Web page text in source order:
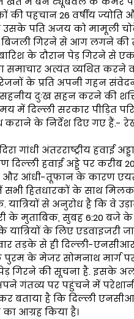
की पहचान 26 वर्षीय
पति अजय को मामूली
गिरने से आग लगने की
के दौरान पेड़ गिरने से एक
अत्यंत व्यथित करने
के प्रति अपनी गहन
दुःख सहन करने की
में दिल्ली सरकार पीड़ित
के निर्देश दिए गए हैं.-
गांधी अंतरराष्ट्रीय हवाई
हवाई अड्डे पर करीब
और आंधी-तूफान के कारण
सभी हितधारकों के साथ
से अनुरोध है कि वे
मुताबिक, सुबह 6:20 बजे के
के लिए एडवाइजरी
तड़के से ही दिल्ली-
पुरम के मेजर सोमनाथ मार्ग
गिरने की सूचना है. इसके
गंतव्य पर पहुंचने में
कर बताया है कि दिल्ली
आग्रह किया है।